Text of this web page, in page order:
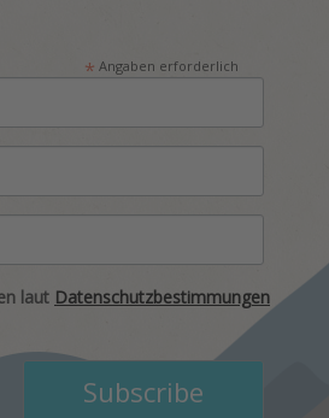
* Angaben erforderlich
laut Datenschutzbestimmungen